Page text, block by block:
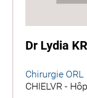
Dr Lydia
Chirurgie ORL
CHIELVR -